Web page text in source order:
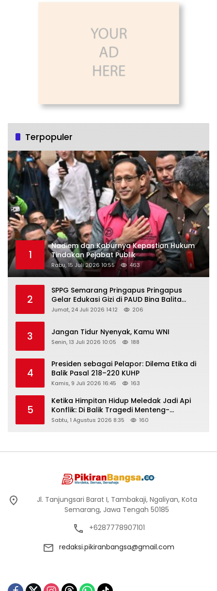
Terpopuler
1
Nadiem dan Kaburnya Kepastian Hukum
Tindakan Pejabat Publik
Rabu, 15 Juli 2026 10:55 463
2
SPPG Semarang Pringapus Pringapus
Gelar Edukasi Gizi di PAUD Bina Balita
Peringati Hari Anak Nasional 2026
Jumat, 24 Juli 2026 14:12 206
3 Jangan Tidur Nyenyak, Kamu WNI
Senin, 13 Juli 2026 10:05 188
4
Presiden sebagai Pelapor: Dilema Etika di
Balik Pasal 218–220 KUHP
Kamis, 9 Juli 2026 16:45 163
5
Ketika Himpitan Hidup Meledak Jadi Api
Konflik: Di Balik Tragedi Menteng-
Matraman Hingga Maling Ayam di Bali
Sabtu, 1 Agustus 2026 8:35 160
Jl. Tanjungsari Barat I, Tambakaji, Ngaliyan, Kota
Semarang, Jawa Tengah 50185
+6287778907101
redaksi.pikiranbangsa@gmail.com